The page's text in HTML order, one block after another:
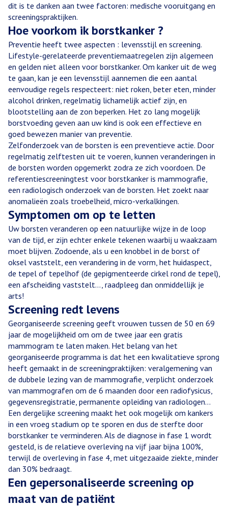
dit is te danken aan twee factoren: medische vooruitgang en
screeningspraktijken.
Hoe voorkom ik borstkanker ?
Preventie heeft twee aspecten : levensstijl en screening.
Lifestyle-gerelateerde preventiemaatregelen zijn algemeen
en gelden niet alleen voor borstkanker. Om kanker uit de weg
te gaan, kan je een levensstijl aannemen die een aantal
eenvoudige regels respecteert: niet roken, beter eten, minder
alcohol drinken, regelmatig lichamelijk actief zijn, en
blootstelling aan de zon beperken. Het zo lang mogelijk
borstvoeding geven aan uw kind is ook een effectieve en
goed bewezen manier van preventie.
Zelfonderzoek van de borsten is een preventieve actie. Door
regelmatig zelftesten uit te voeren, kunnen veranderingen in
de borsten worden opgemerkt zodra ze zich voordoen. De
referentiescreeningtest voor borstkanker is mammografie,
een radiologisch onderzoek van de borsten. Het zoekt naar
anomalieën zoals troebelheid, micro-verkalkingen.
Symptomen om op te letten
Uw borsten veranderen op een natuurlijke wijze in de loop
van de tijd, er zijn echter enkele tekenen waarbij u waakzaam
moet blijven. Zodoende, als u een knobbel in de borst of
oksel vaststelt, een verandering in de vorm, het huidaspect,
de tepel of tepelhof (de gepigmenteerde cirkel rond de tepel),
een afscheiding vaststelt..., raadpleeg dan onmiddellijk je
arts!
Screening redt levens
Georganiseerde screening geeft vrouwen tussen de 50 en 69
jaar de mogelijkheid om om de twee jaar een gratis
mammogram te laten maken. Het belang van het
georganiseerde programma is dat het een kwalitatieve sprong
heeft gemaakt in de screeningpraktijken: veralgemening van
de dubbele lezing van de mammografie, verplicht onderzoek
van mammografen om de 6 maanden door een radiofysicus,
gegevensregistratie, permanente opleiding van radiologen...
Een dergelijke screening maakt het ook mogelijk om kankers
in een vroeg stadium op te sporen en dus de sterfte door
borstkanker te verminderen. Als de diagnose in fase 1 wordt
gesteld, is de relatieve overleving na vijf jaar bijna 100%,
terwijl de overleving in fase 4, met uitgezaaide ziekte, minder
dan 30% bedraagt.
Een gepersonaliseerde screening op
maat van de patiënt